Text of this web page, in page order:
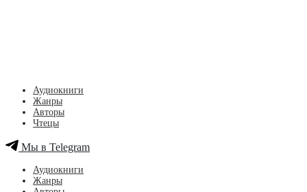
Аудиокниги
Жанры
Авторы
Чтецы
Мы в Telegram
Аудиокниги
Жанры